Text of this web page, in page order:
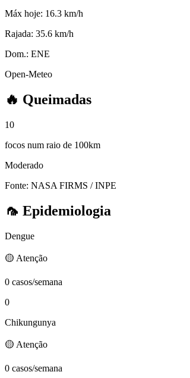
Máx hoje: 16.3 km/h
Rajada: 35.6 km/h
Dom.: ENE
Open-Meteo
🔥 Queimadas
10
focos num raio de 100km
Moderado
Fonte: NASA FIRMS / INPE
🦟 Epidemiologia
Dengue
🟡 Atenção
0 casos/semana
0
Chikungunya
🟡 Atenção
0 casos/semana